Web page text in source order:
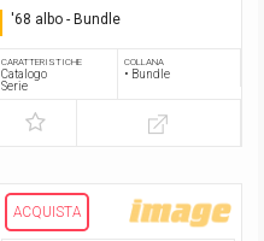
'68 albo - Bundle
CARATTERISTICHE
Catalogo
Serie
COLLANA
• Bundle
ACQUISTA